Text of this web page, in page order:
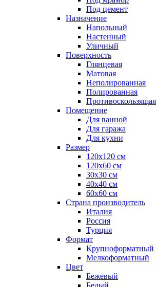
Под цемент
Назначение
Напольный
Настенный
Уличный
Поверхность
Глянцевая
Матовая
Неполированная
Полированная
Противоскользящая
Помещение
Для ванной
Для гаража
Для кухни
Размер
120x120 см
120x60 см
30x30 см
40x40 см
60x60 см
Страна производитель
Италия
Россия
Турция
Формат
Крупноформатный
Мелкоформатный
Цвет
Бежевый
Белый